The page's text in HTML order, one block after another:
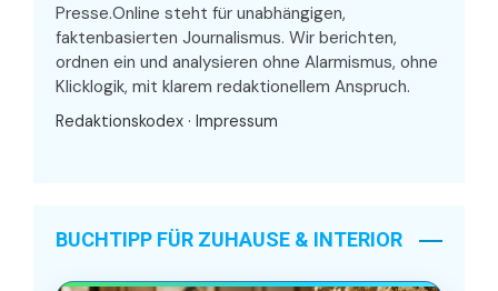
Presse.Online steht für unabhängigen,
faktenbasierten Journalismus. Wir berichten,
ordnen ein und analysieren ohne Alarmismus, ohne
Klicklogik, mit klarem redaktionellem Anspruch.
Redaktionskodex · Impressum
BUCHTIPP FÜR ZUHAUSE & INTERIOR